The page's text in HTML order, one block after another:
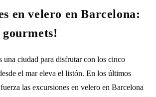
en velero en Barcelona:
gourmets!
una ciudad para disfrutar con los cinco
el mar eleva el listón. En los últimos
las excursiones en velero en Barcelona